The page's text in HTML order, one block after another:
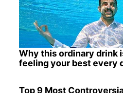
Why this ordinary drink
feeling your best every
Top 9 Most